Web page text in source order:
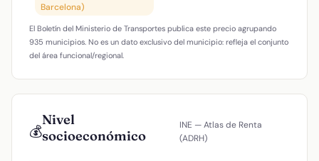
Barcelona)
El Boletín del Ministerio de Transportes publica este precio agrupando
935 municipios. No es un dato exclusivo del municipio: refleja el conjunto
del área funcional/regional.
💰
Nivel
socioeconómico
INE — Atlas de Renta
(ADRH)